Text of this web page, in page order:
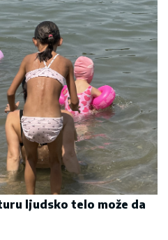
ljudsko telo može da